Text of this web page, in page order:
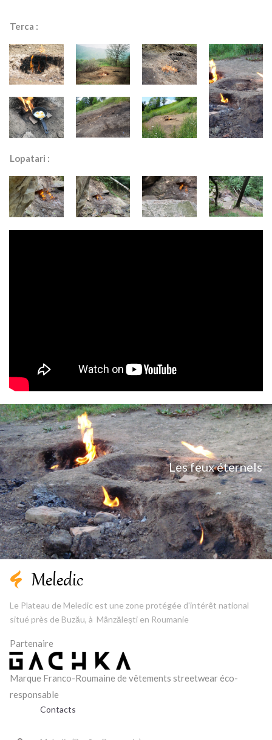
Terca :
Lopatari :
Les feux éternels
Le Plateau de Meledic est une zone protégée d'intérêt national
situé près de Buzău, à Mânzălești en Roumanie
Partenaire
Marque Franco-Roumaine de vêtements streetwear éco-
responsable
Contacts